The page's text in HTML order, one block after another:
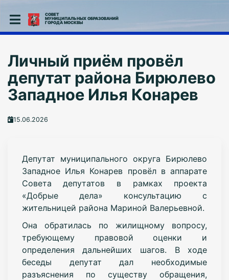
СОВЕТ
МУНИЦИПАЛЬНЫХ ОБРАЗОВАНИЙ
ГОРОДА МОСКВЫ
Личный приём провёл
депутат района Бирюлево
Западное Илья Конарев
15.06.2026
Депутат муниципального округа Бирюлево
Западное Илья Конарев провёл в аппарате
Совета депутатов в рамках проекта
«Добрые дела» консультацию с
жительницей района Мариной Валерьевной.
Она обратилась по жилищному вопросу,
требующему правовой оценки и
определения дальнейших шагов. В ходе
беседы депутат дал необходимые
разъяснения по существу обращения,